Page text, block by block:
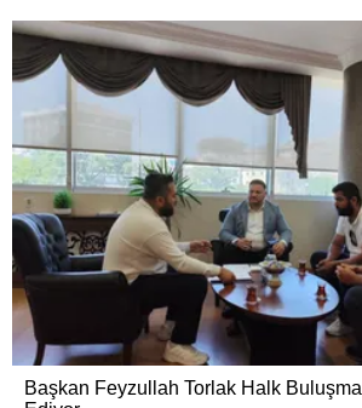
Başkan Feyzullah Torlak Halk